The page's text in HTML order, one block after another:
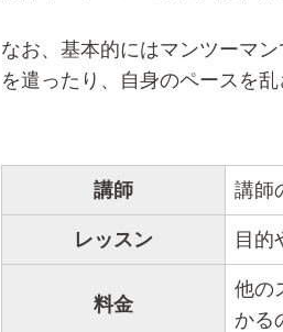
なお、基本的にはマンツーマ
を遣ったり、自身のペースを
講師 講師
レッスン 目的
料金
他の
かる